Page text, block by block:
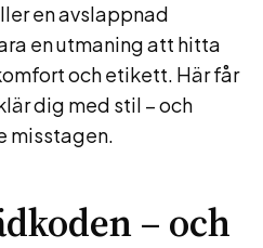
en avslappnad
en utmaning att hitta
och etikett. Här får
dig med stil – och
misstagen.
– och